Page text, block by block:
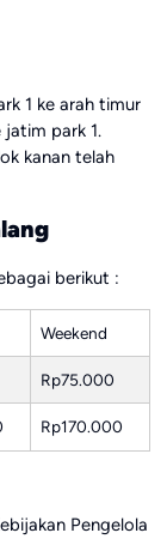
1 ke arah timur
park 1.
kanan telah
berikut :
Weekend
Rp75.000
Rp170.000
Pengelola